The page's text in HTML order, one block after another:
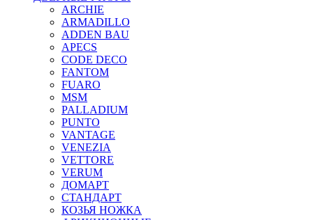
ARCHIE
ARMADILLO
ADDEN BAU
APECS
CODE DECO
FANTOM
FUARO
MSM
PALLADIUM
PUNTO
VANTAGE
VENEZIA
VETTORE
VERUM
ДОМАРТ
СТАНДАРТ
КОЗЬЯ НОЖКА